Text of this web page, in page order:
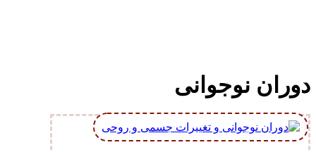
دوران نوجوانی